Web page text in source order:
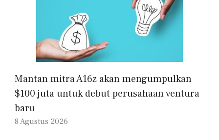
Mantan mitra A16z akan mengumpulkan
$100 juta untuk debut perusahaan ventura
baru
8 Agustus 2026